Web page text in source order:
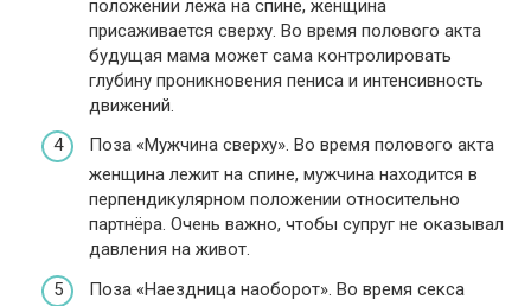
положении лёжа на спине, женщина
присаживается сверху. Во время полового акта
будущая мама может сама контролировать
глубину проникновения пениса и интенсивность
движений.
Поза «Мужчина сверху». Во время полового акта
женщина лежит на спине, мужчина находится в
перпендикулярном положении относительно
партнёра. Очень важно, чтобы супруг не оказывал
давления на живот.
Поза «Наездница наоборот». Во время секса